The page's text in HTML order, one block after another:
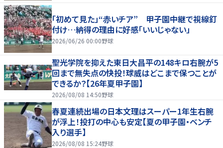
「初めて見た」“赤いチア” 甲子園中継で視線釘
付け…納得の理由に好感「いいじゃない」
2026/06/26 00:00野球
聖光学院を抑えた東日大昌平の148キロ右腕が5
回まで無失点の快投！球威はどこまで保つことが
できるか？【26年夏甲子園】
2026/08/08 14:50野球
春夏連続出場の日本文理はスーパー1年生右腕
が浮上！投打の中心も安定【夏の甲子園・ベンチ
入り選手】
2026/08/08 15:24野球